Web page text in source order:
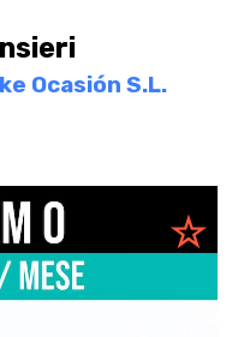
Ocasión S.L.